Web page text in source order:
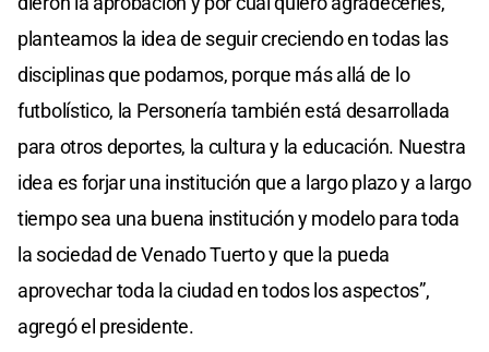
planteamos la idea de seguir creciendo en todas las
disciplinas que podamos, porque más allá de lo
futbolístico, la Personería también está desarrollada
para otros deportes, la cultura y la educación. Nuestra
idea es forjar una institución que a largo plazo y a largo
tiempo sea una buena institución y modelo para toda
la sociedad de Venado Tuerto y que la pueda
aprovechar toda la ciudad en todos los aspectos”,
agregó el presidente.